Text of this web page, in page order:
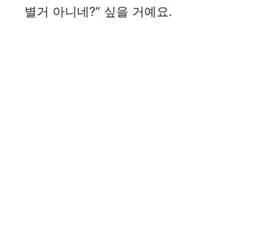
별거 아니네?” 싶을 거예요.